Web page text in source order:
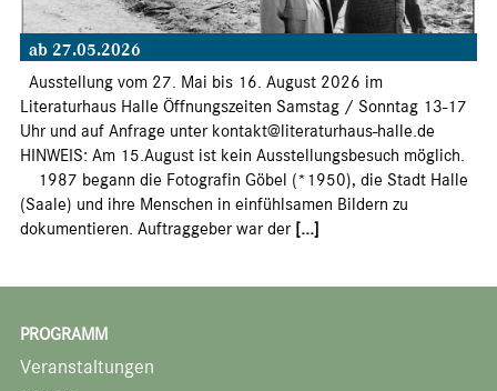
ab 27.05.2026
Ausstellung vom 27. Mai bis 16. August 2026 im
Literaturhaus Halle Öffnungszeiten Samstag / Sonntag 13-17
Uhr und auf Anfrage unter kontakt@literaturhaus-halle.de
HINWEIS: Am 15.August ist kein Ausstellungsbesuch möglich.
1987 begann die Fotografin Göbel (*1950), die Stadt Halle
(Saale) und ihre Menschen in einfühlsamen Bildern zu
dokumentieren. Auftraggeber war der [...]
PROGRAMM
Veranstaltungen